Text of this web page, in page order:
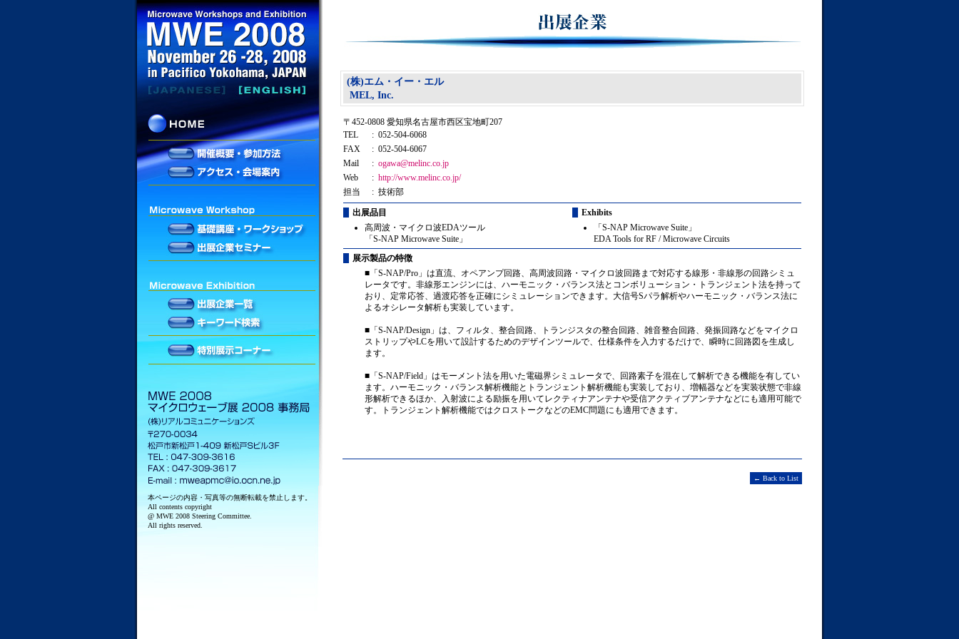
本ページの内容・写真等の無断転載を禁止します。
All contents copyright
@ MWE 2008 Steering Committee.
All rights reserved.
(株)エム・イー・エル
MEL, Inc.
〒452-0808 愛知県名古屋市西区宝地町207
TEL
: 052-504-6068
FAX
: 052-504-6067
Mail
: ogawa@melinc.co.jp
Web
: http://www.melinc.co.jp/
担当
: 技術部
出展品目
高周波・マイクロ波EDAツール
「S-NAP Microwave Suite」
Exhibits
「S-NAP Microwave Suite」
EDA Tools for RF / Microwave Circuits
展示製品の特徴
■「S-NAP/Pro」は直流、オペアンプ回路、高周波回路・マイクロ波回路まで対応する線形・非線形の回路シミュ
レータです。非線形エンジンには、ハーモニック・バランス法とコンボリューション・トランジェント法を持って
おり、定常応答、過渡応答を正確にシミュレーションできます。大信号Sパラ解析やハーモニック・バランス法に
よるオシレータ解析も実装しています。
■「S-NAP/Design」は、フィルタ、整合回路、トランジスタの整合回路、雑音整合回路、発振回路などをマイクロ
ストリップやLCを用いて設計するためのデザインツールで、仕様条件を入力するだけで、瞬時に回路図を生成し
ます。
■「S-NAP/Field」はモーメント法を用いた電磁界シミュレータで、回路素子を混在して解析できる機能を有してい
ます。ハーモニック・バランス解析機能とトランジェント解析機能も実装しており、増幅器などを実装状態で非線
形解析できるほか、入射波による励振を用いてレクティナアンテナや受信アクティブアンテナなどにも適用可能で
す。トランジェント解析機能ではクロストークなどのEMC問題にも適用できます。
← Back to List